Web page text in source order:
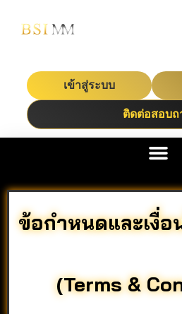
เข้าสู่ระบบ
ติดต่อสอบถ
ข้อกำหนดและเงื่อ
(Terms &